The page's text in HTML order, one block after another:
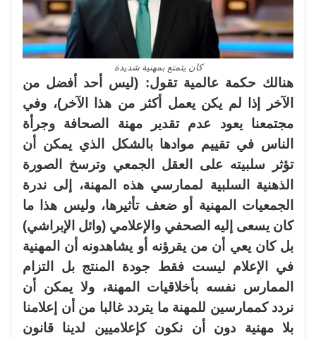
كان يتمتع بمهنية شديدة
هنالك حكمة عالمية تقول: (ليس أحد أفضل من
الآخر إذا لم يكن يعمل أكثر من هذا الآخر)، وفي
مجتمعنا يعود عدم تقدير مهنة الصحافة وجرأة
الناس في تقييم موادها بالشكل الذي يمكن أن
تؤثر سلبيته على العقل الجمعي وترسخ الصورة
الذهنية السلبية لممارسي هذه المهنة، إلى ندرة
الجمعيات المهنية أو ضعف تأثيرها، وليس هذا ما
كان يسعى إليه الصحفي والإعلامي (وائل الإبراشي)
بل كان يعي أن من يقرؤنه أو يشاهدونه أن المهنية
في الإعلام ليست فقط جودة المنتج بل التزام
الممارس نفسه بأخلاقيات المهنة، ولا يمكن أن
نردد كممارسين للمهنة ما يتردد غالبا من أن إعلامنا
بلا مهنية دون أن نكون كإعلاميين لدينا قانون